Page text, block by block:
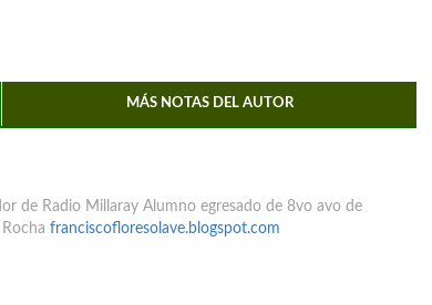
MÁS NOTAS DEL AUTOR
de Radio Millaray Alumno egresado de 8vo avo de
franciscofloresolave.blogspot.com